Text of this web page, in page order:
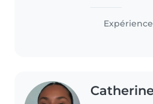
vos enfants.
les tout-